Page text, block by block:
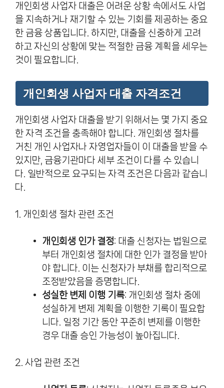
개인회생 사업자 대출은 어려운 상황 속에서도 사업
을 지속하거나 재기할 수 있는 기회를 제공하는 중요
한 금융 상품입니다. 하지만, 대출을 신중하게 고려
하고 자신의 상황에 맞는 적절한 금융 계획을 세우는
것이 필요합니다.
개인회생 사업자 대출 자격조건
개인회생 사업자 대출을 받기 위해서는 몇 가지 중요
한 자격 조건을 충족해야 합니다. 개인회생 절차를
거친 개인 사업자나 자영업자들이 이 대출을 받을 수
있지만, 금융기관마다 세부 조건이 다를 수 있습니
다. 일반적으로 요구되는 자격 조건은 다음과 같습니
다.
1. 개인회생 절차 관련 조건
개인회생 인가 결정: 대출 신청자는 법원으로
부터 개인회생 절차에 대한 인가 결정을 받아
야 합니다. 이는 신청자가 부채를 합리적으로
조정받았음을 증명합니다.
성실한 변제 이행 기록: 개인회생 절차 중에
성실하게 변제 계획을 이행한 기록이 필요합
니다. 일정 기간 동안 꾸준히 변제를 이행한
경우 대출 승인 가능성이 높아집니다.
2. 사업 관련 조건